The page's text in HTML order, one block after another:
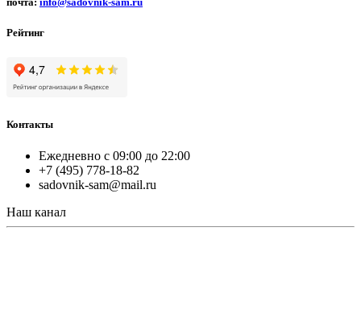
Рейтинг
Контакты
Ежедневно с 09:00 до 22:00
+7 (495) 778-18-82
sadovnik-sam@mail.ru
Наш канал